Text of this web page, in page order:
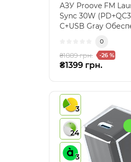
АЗУ Proove FM
Sync 30W
C+USB Gray
0
₴1889 грн. -26 %
₴1399 грн.
3
24
3